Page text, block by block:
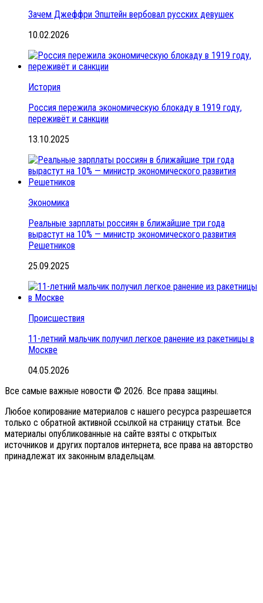
Зачем Джеффри Эпштейн вербовал русских девушек
10.02.2026
История
Россия пережила экономическую блокаду в 1919 году,
переживёт и санкции
13.10.2025
Экономика
Реальные зарплаты россиян в ближайшие три года
вырастут на 10% — министр экономического развития
Решетников
25.09.2025
Происшествия
11-летний мальчик получил легкое ранение из ракетницы в
Москве
04.05.2026
Все самые важные новости © 2026. Все права защины.
Любое копирование материалов с нашего ресурса разрешается
только с обратной активной ссылкой на страницу статьи. Все
материалы опубликованные на сайте взяты с открытых
источников и других порталов интернета, все права на авторство
принадлежат их законным владельцам.